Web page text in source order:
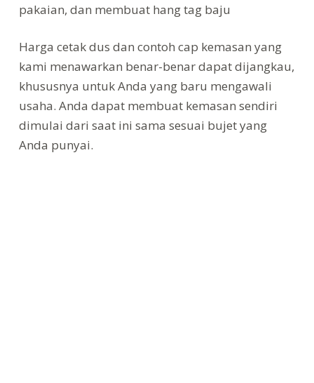
pakaian, dan membuat hang tag baju
Harga cetak dus dan contoh cap kemasan yang
kami menawarkan benar-benar dapat dijangkau,
khususnya untuk Anda yang baru mengawali
usaha. Anda dapat membuat kemasan sendiri
dimulai dari saat ini sama sesuai bujet yang
Anda punyai.